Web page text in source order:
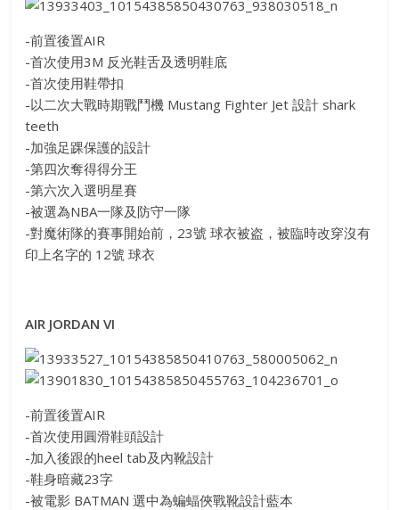
-前置後置AIR
-首次使用3M 反光鞋舌及透明鞋底
-首次使用鞋帶扣
-以二次大戰時期戰鬥機 Mustang Fighter Jet 設計 shark
teeth
-加強足踝保護的設計
-第四次奪得得分王
-第六次入選明星賽
-被選為NBA一隊及防守一隊
-對魔術隊的賽事開始前，23號 球衣被盗，被臨時改穿沒有
印上名字的 12號 球衣
AIR JORDAN VI
-前置後置AIR
-首次使用圓滑鞋頭設計
-加入後跟的heel tab及內靴設計
-鞋身暗藏23字
-被電影 BATMAN 選中為蝙蝠俠戰靴設計藍本